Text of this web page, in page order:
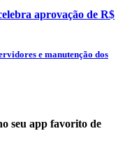
aprovação de R$
e manutenção dos
seu app favorito de